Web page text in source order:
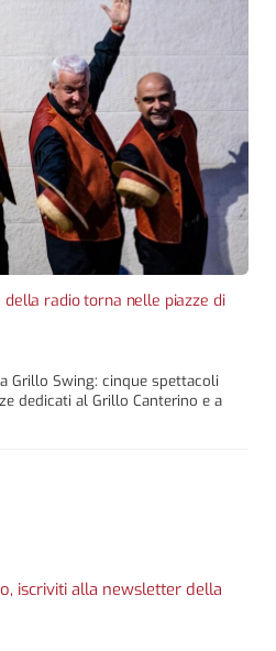
radio torna nelle piazze di
Grillo Swing: cinque spettacoli
dedicati al Grillo Canterino e a
iscriviti alla newsletter della